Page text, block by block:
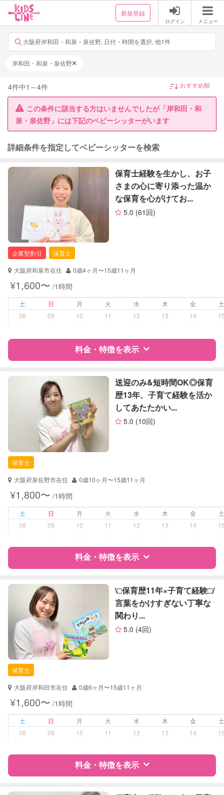
新規登録
ログイン メニュー
大阪府岸和田・和泉・泉佐野, 日付・時間を選択, 他1件
岸和田・和泉・泉佐野
4件中1 ～4件
この条件に該当する方はいませんでしたが「岸和田・和
泉・泉佐野」には下記のベビーシッターがいます
詳細条件を指定してベビーシッターを検索
保育士経験を生かし、お子
さまの心に寄り添った温か
な保育を心がけてお...
5.0 (61回)
企業型割引
保育士
大阪府和泉市在住
0歳4ヶ月〜15歳11ヶ月
¥1,600〜 /1時間
土 日 月 火 水 木 金
08
09 10 11 12 13 14
料金・特徴を表示
特徴 料金 レビュー
サポートの特徴
企業型割引対象(旧内閣府補助対象)
保育士
対応可能/特徴
送迎サポート
病児対応 病児、病後児、ともに不可
音楽レッスン
絵・工作レッスン
定期予約
お子様の撮影
（定期特典）
対応可能
送迎のみ&短時間OK◎保育
歴13年、子育て経験を活か
してあたたかい...
5.0 (10回)
保育士
大阪府泉佐野市在住
0歳10ヶ月〜15歳11ヶ月
¥1,800〜 /1時間
土 日 月 火 水 木 金
08
09 10 11 12 13 14
料金・特徴を表示
特徴 料金 レビュー
サポートの特徴
資格
自治体届出済ベビーシッター
対応可能/特徴
子育て経験
病児対応
障がい児対応 対応可否は個別に相談
レッスン 絵・工作レッスン
\□︎保育歴11年×子育て経験□︎/
言葉をかけすぎない丁寧な
関わり...
5.0 (4回)
保育士
大阪府岸和田市在住
0歳6ヶ月〜15歳11ヶ月
¥1,600〜 /1時間
土 日 月 火 水 木 金
08
09 10 11 12 13 14
料金・特徴を表示